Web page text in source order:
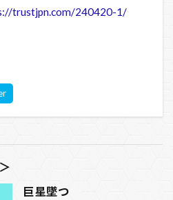
trustjpn.com/240420-1/
巨星墜つ